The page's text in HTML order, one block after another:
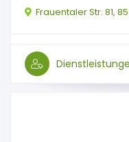
Frauentaler Str. 81,